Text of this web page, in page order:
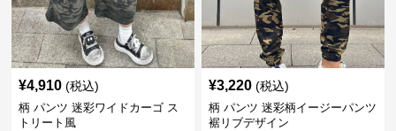
¥4,910 (税込)
柄 パンツ 迷彩ワイドカーゴ ス
トリート風
¥3,220 (税込)
柄 パンツ 迷彩柄イージーパンツ
裾リブデザイン